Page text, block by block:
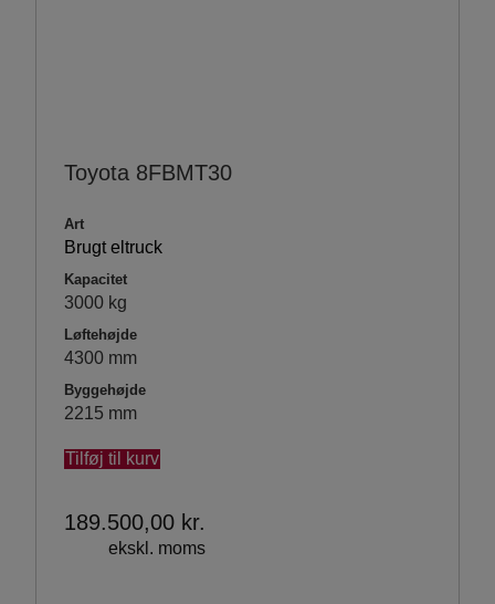
Toyota 8FBMT30
Art
Brugt eltruck
Kapacitet
3000 kg
Løftehøjde
4300 mm
Byggehøjde
2215 mm
Tilføj til kurv
189.500,00 kr.
ekskl. moms